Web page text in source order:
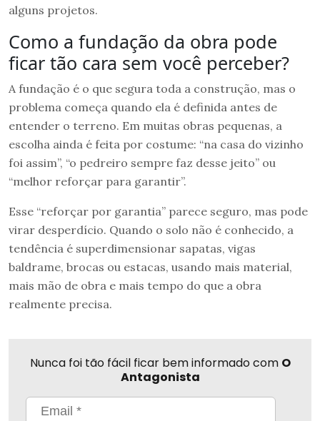
alguns projetos.
Como a fundação da obra pode
ficar tão cara sem você perceber?
A fundação é o que segura toda a construção, mas o
problema começa quando ela é definida antes de
entender o terreno. Em muitas obras pequenas, a
escolha ainda é feita por costume: “na casa do vizinho
foi assim”, “o pedreiro sempre faz desse jeito” ou
“melhor reforçar para garantir”.
Esse “reforçar por garantia” parece seguro, mas pode
virar desperdício. Quando o solo não é conhecido, a
tendência é superdimensionar sapatas, vigas
baldrame, brocas ou estacas, usando mais material,
mais mão de obra e mais tempo do que a obra
realmente precisa.
Nunca foi tão fácil ficar bem informado com O
Antagonista